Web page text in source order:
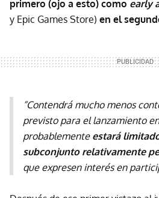
primero (ojo a esto) como early
y Epic Games Store) en el
“Contendrá mucho menos
previsto para el lanzamiento
probablemente estará
subconjunto relativamente
que expresen interés en